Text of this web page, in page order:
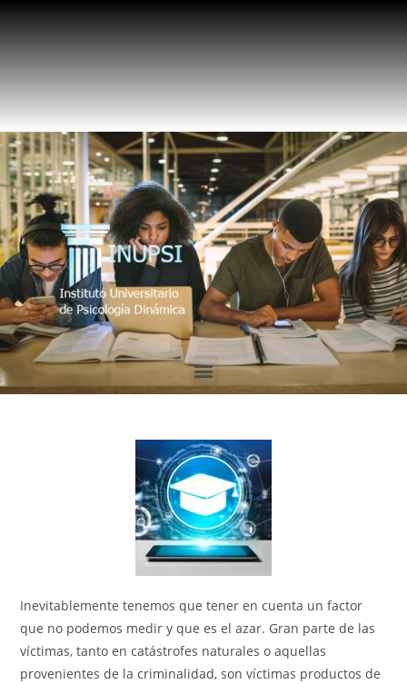
Inevitablemente tenemos que tener en cuenta un factor
que no podemos medir y que es el azar. Gran parte de las
víctimas, tanto en catástrofes naturales o aquellas
provenientes de la criminalidad, son víctimas productos de